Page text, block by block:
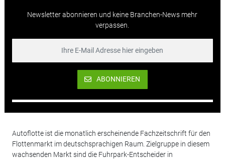
Newsletter abonnieren und keine Branchen-News mehr
verpassen.
ABONNIEREN
Autoflotte ist die monatlich erscheinende Fachzeitschrift für den
Flottenmarkt im deutschsprachigen Raum. Zielgruppe in diesem
wachsenden Markt sind die Fuhrpark-Entscheider in